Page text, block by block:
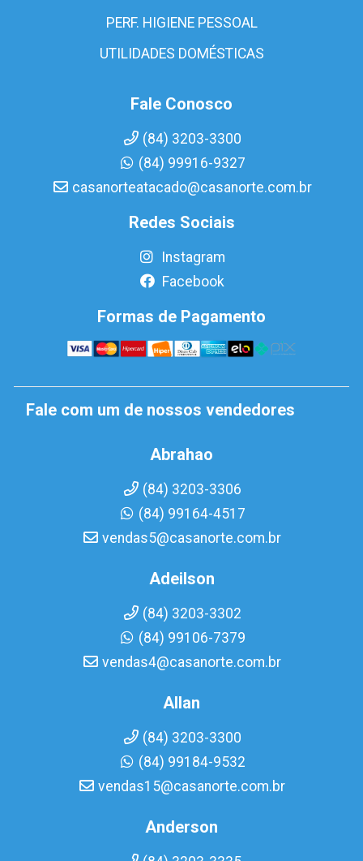
PERF. HIGIENE PESSOAL
UTILIDADES DOMÉSTICAS
Fale Conosco
(84) 3203-3300
(84) 99916-9327
casanorteatacado@casanorte.com.br
Redes Sociais
Instagram
Facebook
Formas de Pagamento
Fale com um de nossos vendedores
Abrahao
(84) 3203-3306
(84) 99164-4517
vendas5@casanorte.com.br
Adeilson
(84) 3203-3302
(84) 99106-7379
vendas4@casanorte.com.br
Allan
(84) 3203-3300
(84) 99184-9532
vendas15@casanorte.com.br
Anderson